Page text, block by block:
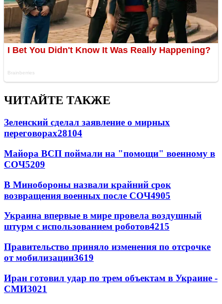
ЧИТАЙТЕ ТАКЖЕ
Зеленский сделал заявление о мирных
переговорах28104
Майора ВСП поймали на "помощи" военному в
СОЧ5209
В Минобороны назвали крайний срок
возвращения военных после СОЧ4905
Украина впервые в мире провела воздушный
штурм с использованием роботов4215
Правительство приняло изменения по отсрочке
от мобилизации3619
Иран готовил удар по трем объектам в Украине -
СМИ3021